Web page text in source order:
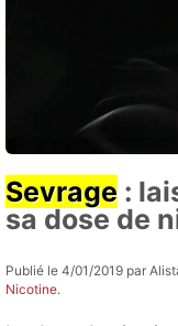
Sevrage :
sa dose de
Publié le 4/01/2019 par
Nicotine.